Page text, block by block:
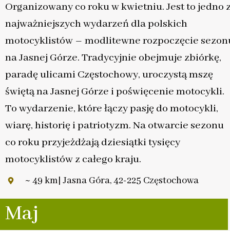
Organizowany co roku w kwietniu. Jest to jedno
najważniejszych wydarzeń dla polskich
motocyklistów – modlitewne rozpoczęcie
na Jasnej Górze. Tradycyjnie obejmuje zbiórkę,
paradę ulicami Częstochowy, uroczystą mszę
świętą na Jasnej Górze i poświęcenie motocykli.
To wydarzenie, które łączy pasję do motocykli,
wiarę, historię i patriotyzm. Na otwarcie sezonu
co roku przyjeżdżają dziesiątki tysięcy
motocyklistów z całego kraju.
~ 49 km| Jasna Góra, 42-225 Częstochowa
Maj